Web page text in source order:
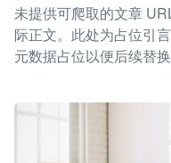
未提供可爬取的文章
际正文。此处为占位引
元数据占位以便后续替换